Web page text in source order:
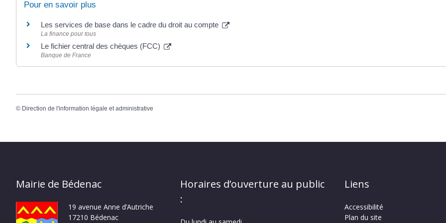
Pour en savoir plus
Les services de base dans le cadre du droit au compte
La finance pour tous
Le fichier central des chèques (FCC)
Banque de France
© Direction de l'information légale et administrative
Mairie de Bédenac
19 avenue Anne d’Autriche
17210 Bédenac
Horaires d’ouverture au public
:
Liens
Accessibilité
Plan du site